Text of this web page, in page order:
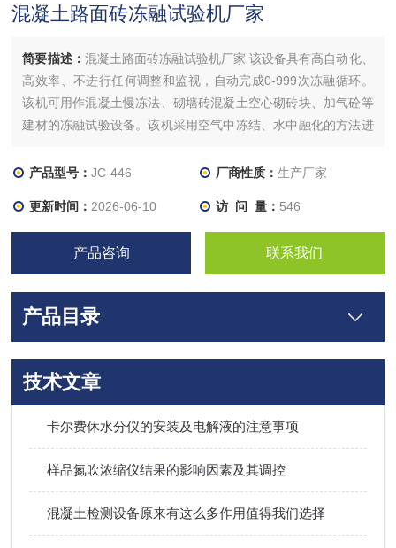
混凝土路面砖冻融试验机厂家
简要描述： 混凝土路面砖冻融试验机厂家 该设备具有高自动化、
高效率、不进行任何调整和监视，自动完成0-999次冻融循环。
该机可用作混凝土慢冻法、砌墙砖混凝土空心砌砖块、加气砼等
建材的冻融试验设备。该机采用空气中冻结、水中融化的方法进
动完成多次冻融循环试验的功能。该机采用液晶屏显示中文界
水溶时
产品型号：JC-446 厂商性质： 生产厂家
更新时间： 2026-06-10 访 问 量： 546
产品咨询 联系我们
产品目录
技术文章
卡尔费休水分仪的安装及电解液的注意事项
样品氮吹浓缩仪结果的影响因素及其调控
混凝土检测设备原来有这么多作用值得我们选择